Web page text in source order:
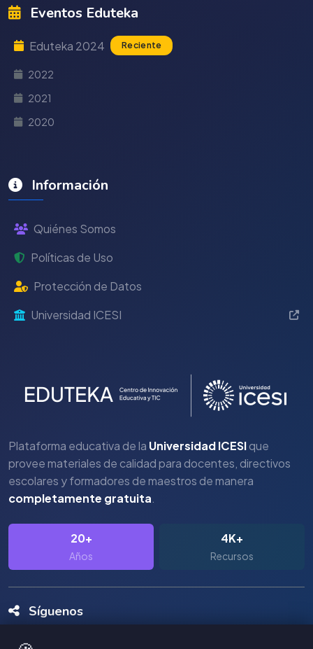
Eventos Eduteka
Eduteka 2024 Reciente
2022
2021
2020
Información
Quiénes Somos
Políticas de Uso
Protección de Datos
Universidad ICESI
Plataforma educativa de la Universidad ICESIque
provee materiales de calidad para docentes, directivos
escolares y formadores de maestros de manera
completamente gratuita.
20+
Años
4K+
Recursos
Síguenos